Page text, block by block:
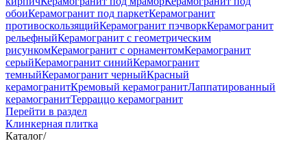
обоиКерамогранит под паркетКерамогранит
противоскользящийКерамогранит пэчворкКерамогранит
рельефныйКерамогранит с геометрическим
рисункомКерамогранит с орнаментомКерамогранит
серыйКерамогранит синийКерамогранит
темныйКерамогранит черныйКрасный
керамогранитКремовый керамогранитЛаппатированный
керамогранитТерраццо керамогранит
Перейти в раздел
Клинкерная плитка
Каталог/